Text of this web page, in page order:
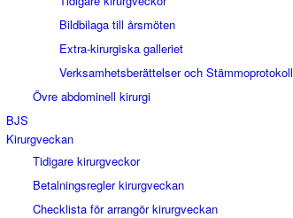
Bildbilaga till årsmöten
Extra-kirurgiska galleriet
Verksamhetsberättelser och Stämmoprotokoll
Övre abdominell kirurgi
BJS
Kirurgveckan
Tidigare kirurgveckor
Betalningsregler kirurgveckan
Checklista för arrangör kirurgveckan